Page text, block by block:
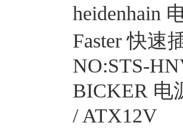
heidenhain
Faster 快速
NO:STS-
BICKER 电
/ ATX12V